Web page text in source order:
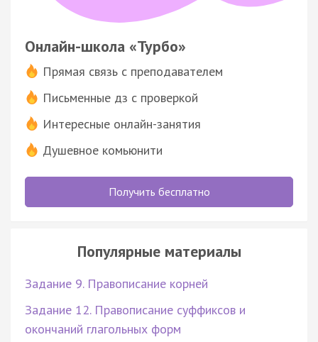
Онлайн-школа «Турбо»
Прямая связь с преподавателем
Письменные дз с проверкой
Интересные онлайн-занятия
Душевное комьюнити
Получить бесплатно
Популярные материалы
Задание 9. Правописание корней
Задание 12. Правописание суффиксов и
окончаний глагольных форм